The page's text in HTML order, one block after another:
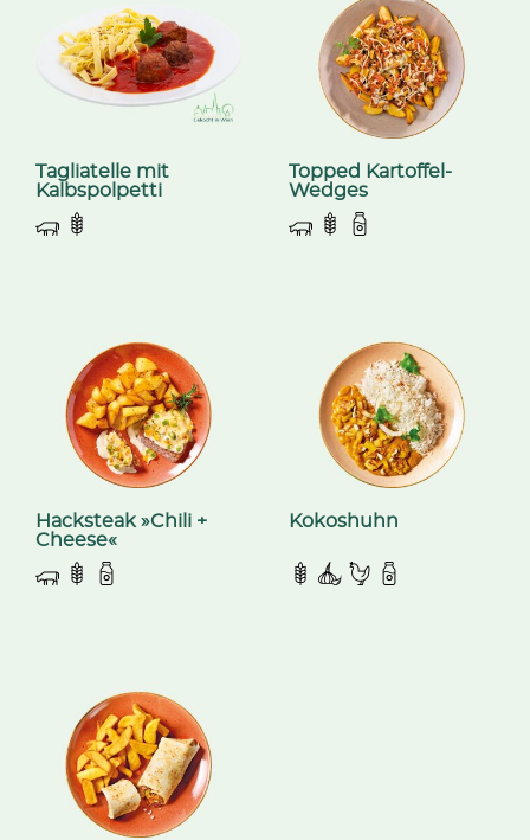
Tagliatelle mit
Kalbspolpetti
Topped Kartoffel-
Wedges
Hacksteak »Chili +
Cheese«
Kokoshuhn